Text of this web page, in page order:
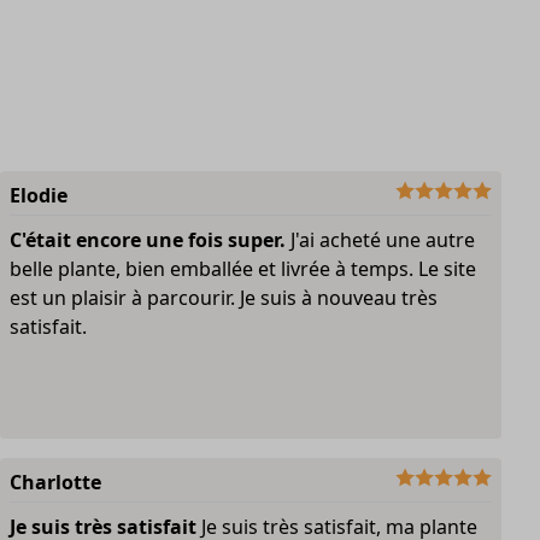
Elodie
C'était encore une fois super. J'ai acheté une autre
belle plante, bien emballée et livrée à temps. Le site
est un plaisir à parcourir. Je suis à nouveau très
satisfait.
Charlotte
Je suis très satisfait Je suis très satisfait, ma plante